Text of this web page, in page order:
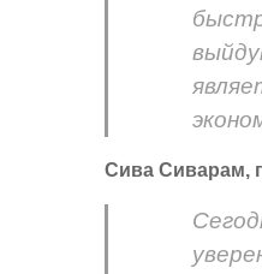
Сива Сиварам,